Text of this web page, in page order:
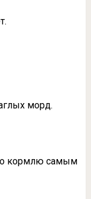
морд.
кормлю самым